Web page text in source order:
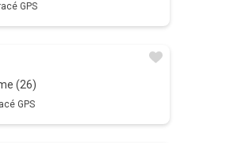
GPS
(26)
GPS